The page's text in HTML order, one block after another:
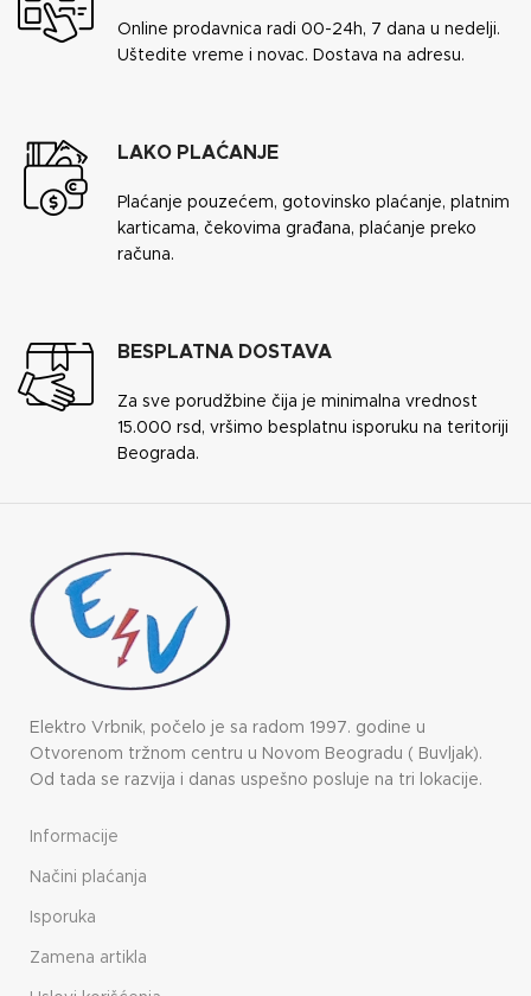
Online prodavnica radi 00-24h, 7 dana u nedelji.
Uštedite vreme i novac. Dostava na adresu.
LAKO PLAĆANJE
Plaćanje pouzećem, gotovinsko plaćanje, platnim
karticama, čekovima građana, plaćanje preko
računa.
BESPLATNA DOSTAVA
Za sve porudžbine čija je minimalna vrednost
15.000 rsd, vršimo besplatnu isporuku na teritoriji
Beograda.
Elektro Vrbnik, počelo je sa radom 1997. godine u
Otvorenom tržnom centru u Novom Beogradu ( Buvljak).
Od tada se razvija i danas uspešno posluje na tri lokacije.
Informacije
Načini plaćanja
Isporuka
Zamena artikla